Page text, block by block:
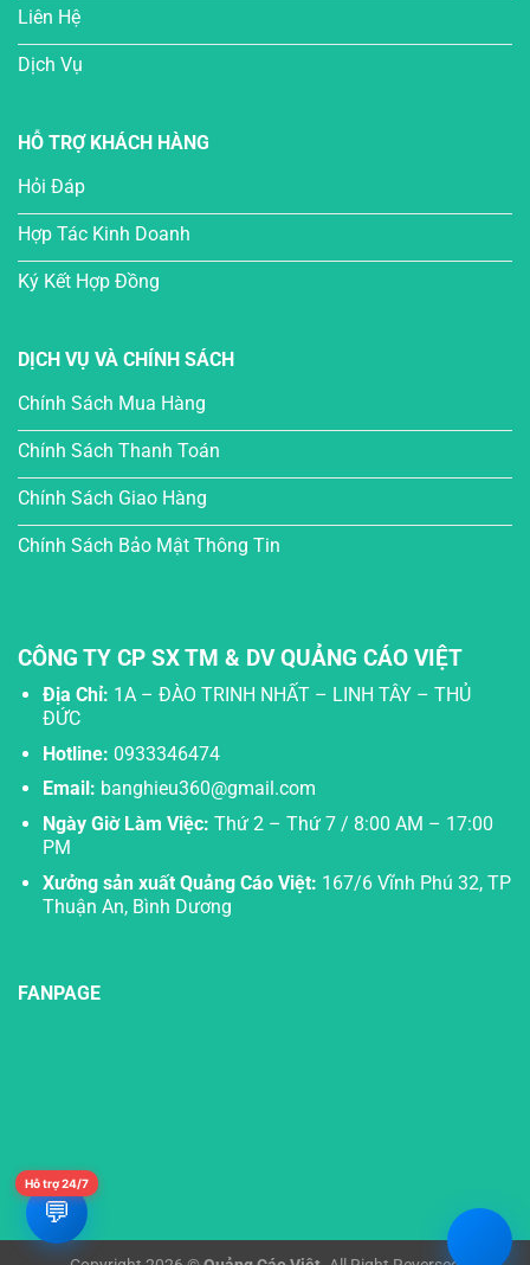
Liên Hệ
Dịch Vụ
HỖ TRỢ KHÁCH HÀNG
Hỏi Đáp
Hợp Tác Kinh Doanh
Ký Kết Hợp Đồng
DỊCH VỤ VÀ CHÍNH SÁCH
Chính Sách Mua Hàng
Chính Sách Thanh Toán
Chính Sách Giao Hàng
Chính Sách Bảo Mật Thông Tin
CÔNG TY CP SX TM & DV QUẢNG CÁO VIỆT
Địa Chỉ: 1A – ĐÀO TRINH NHẤT – LINH TÂY – THỦ
ĐỨC
Hotline: 0933346474
Email: banghieu360@gmail.com
Ngày Giờ Làm Việc: Thứ 2 – Thứ 7 / 8:00 AM – 17:00
PM
Xưởng sản xuất Quảng Cáo Việt: 167/6 Vĩnh Phú 32, TP
Thuận An, Bình Dương
FANPAGE
💬
Hỗ trợ 24/7